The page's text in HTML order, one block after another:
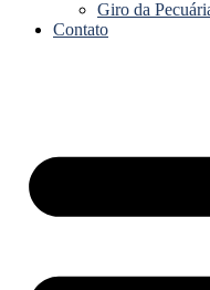
Giro da
Contato